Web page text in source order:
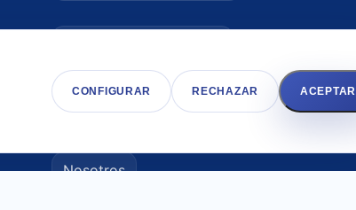
Medicina estética corporal
Nosotros
CONFIGURAR RECHAZAR ACEPTAR